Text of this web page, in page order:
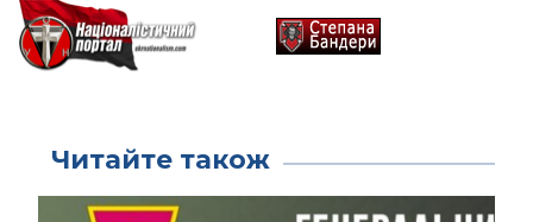
Читайте також